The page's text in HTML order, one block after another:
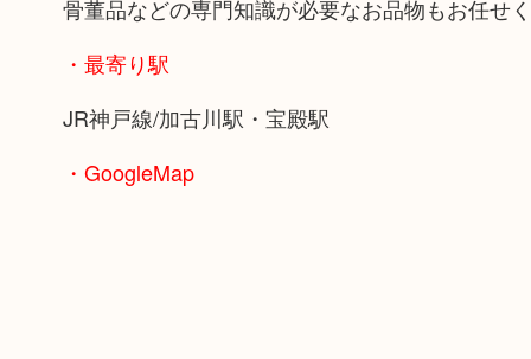
骨董品などの専門知識が必要なお品物もお任せ
・最寄り駅
JR神戸線/加古川駅・宝殿駅
・GoogleMap